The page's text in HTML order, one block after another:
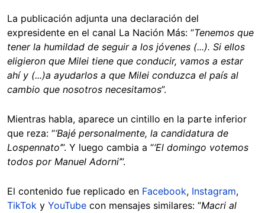
La publicación adjunta una declaración del
expresidente en el canal La Nación Más: “Tenemos que
tener la humildad de seguir a los jóvenes (...). Si ellos
eligieron que Milei tiene que conducir, vamos a estar
ahí y (...)a ayudarlos a que Milei conduzca el país al
cambio que nosotros necesitamos”.
Mientras habla, aparece un cintillo en la parte inferior
que reza: “‘Bajé personalmente, la candidatura de
Lospennato’”. Y luego cambia a “‘El domingo votemos
todos por Manuel Adorni’”.
El contenido fue replicado en Facebook, Instagram,
TikTok y YouTube con mensajes similares: “Macri al